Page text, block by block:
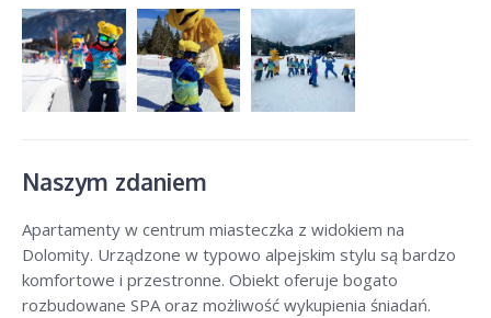
Naszym zdaniem
Apartamenty w centrum miasteczka z widokiem na
Dolomity. Urządzone w typowo alpejskim stylu są bardzo
komfortowe i przestronne. Obiekt oferuje bogato
rozbudowane SPA oraz możliwość wykupienia śniadań.